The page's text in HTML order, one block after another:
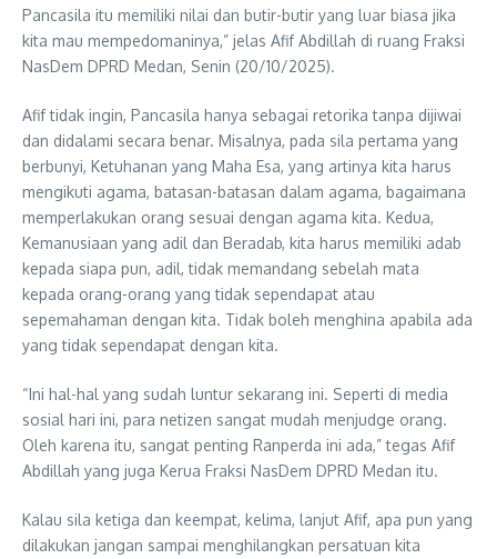
Pancasila itu memiliki nilai dan butir-butir yang luar biasa jika
kita mau mempedomaninya,” jelas Afif Abdillah di ruang Fraksi
NasDem DPRD Medan, Senin (20/10/2025).
Afif tidak ingin, Pancasila hanya sebagai retorika tanpa dijiwai
dan didalami secara benar. Misalnya, pada sila pertama yang
berbunyi, Ketuhanan yang Maha Esa, yang artinya kita harus
mengikuti agama, batasan-batasan dalam agama, bagaimana
memperlakukan orang sesuai dengan agama kita. Kedua,
Kemanusiaan yang adil dan Beradab, kita harus memiliki adab
kepada siapa pun, adil, tidak memandang sebelah mata
kepada orang-orang yang tidak sependapat atau
sepemahaman dengan kita. Tidak boleh menghina apabila ada
yang tidak sependapat dengan kita.
“Ini hal-hal yang sudah luntur sekarang ini. Seperti di media
sosial hari ini, para netizen sangat mudah menjudge orang.
Oleh karena itu, sangat penting Ranperda ini ada,” tegas Afif
Abdillah yang juga Kerua Fraksi NasDem DPRD Medan itu.
Kalau sila ketiga dan keempat, kelima, lanjut Afif, apa pun yang
dilakukan jangan sampai menghilangkan persatuan kita